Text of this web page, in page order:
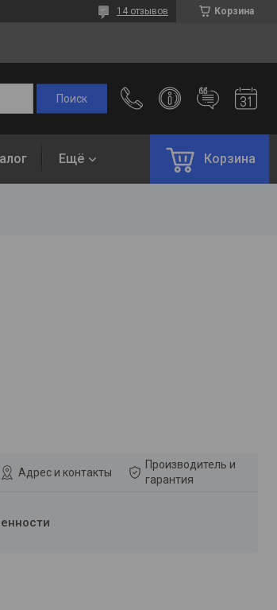
Корзина
14 отзывов
Ещё Корзина
Адрес и контакты
Производитель и
гарантия